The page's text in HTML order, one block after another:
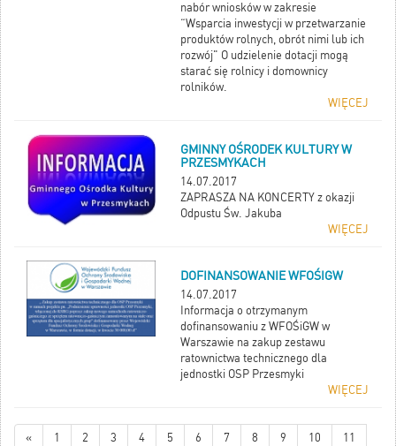
nabór wniosków w zakresie
“Wsparcia inwestycji w przetwarzanie
produktów rolnych, obrót nimi lub ich
rozwój" O udzielenie dotacji mogą
starać się rolnicy i domownicy
rolników.
WIĘCEJ
GMINNY OŚRODEK KULTURY W
PRZESMYKACH
14.07.2017
ZAPRASZA NA KONCERTY z okazji
Odpustu Św. Jakuba
WIĘCEJ
DOFINANSOWANIE WFOŚIGW
14.07.2017
Informacja o otrzymanym
dofinansowaniu z WFOŚiGW w
Warszawie na zakup zestawu
ratownictwa technicznego dla
jednostki OSP Przesmyki
WIĘCEJ
« 1 2 3 4 5 6 7 8 9 10 11